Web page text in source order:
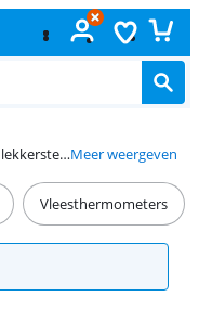
Met een Barbecook barbecue maak je de lekkerste gerechten. Je kiest uit gas en houtskool, zodat je grilt zoals jij dat prettig vindt. De houtskool barbecues van Barbecook zijn groot genoeg voor meerdere gerechten. Je maakt ook hoofd- en bijgerechten op de Barbecook gasbarbecues. Kies je voor een barbecue met een hoes? Dan bescherm je jouw Barbecook houtskool barbecue of gasbarbecue tegen zon, regen en stof. Zo gaat hij nog langer mee en geniet je van nog meer barbecuesessies.Meer weergeven
Vleesthermometers